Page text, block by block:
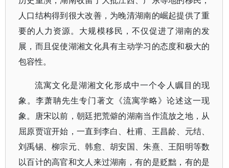
人口结构得到很大改善，为晚清湖南的崛起提供了重
要的人力资源。大规模移民，不仅促进了湖南的发
展，而且促使湖湘文化具有主动学习的态度和极大的
包容性。
流寓文化是湖湘文化形成中一个令人瞩目的现
象。李萧聃先生专门著文《流寓学略》论述这一现
象。唐宋以前，朝廷把荒僻的湖南当作流放之地，从
屈原贾谊开始，一直到李白、杜甫、王昌龄、元结、
刘禹锡、柳宗元、韩愈、胡安国、朱熹、王阳明等数
以百计的高官和文人来过湖南，有的是贬黜，有的是